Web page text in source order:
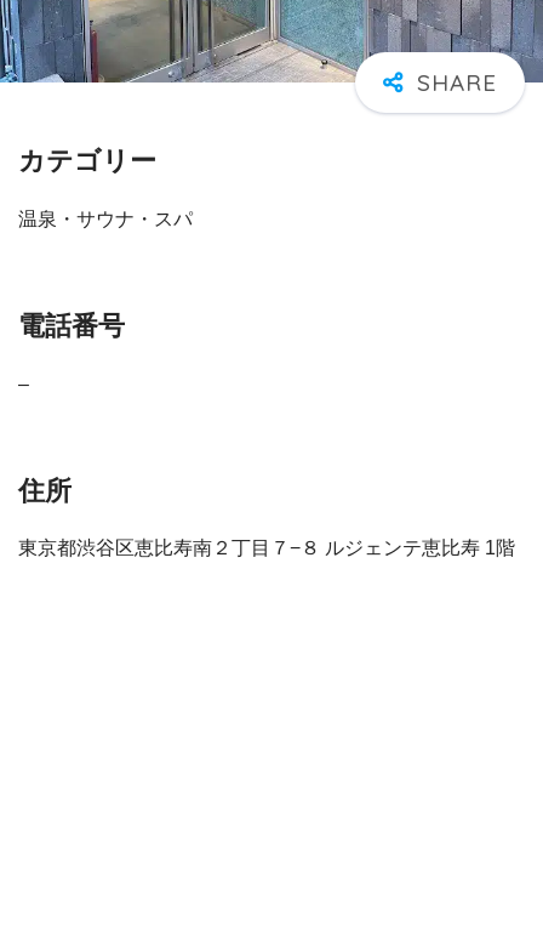
カテゴリー
温泉・サウナ・スパ
電話番号
–
住所
東京都渋谷区恵比寿南２丁目７−８ ルジェンテ恵比寿 1階